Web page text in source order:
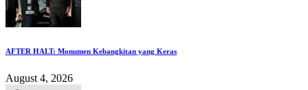
AFTER HALT: Monumen Kebangkitan yang Keras
August 4, 2026